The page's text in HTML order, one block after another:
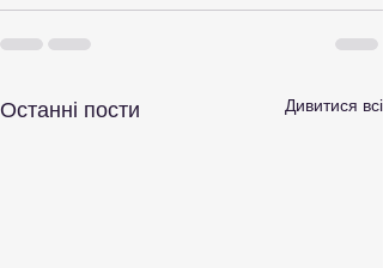
Останні пости Дивитися всі